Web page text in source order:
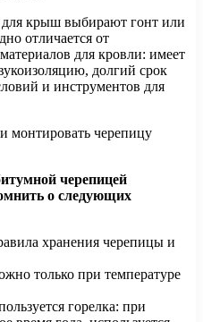
для крыш выбирают гонт или
отличается от
для кровли: имеет
долгий срок
и инструментов для
монтировать черепицу
черепицей
о следующих
хранения черепицы и
только при температуре
горелка: при